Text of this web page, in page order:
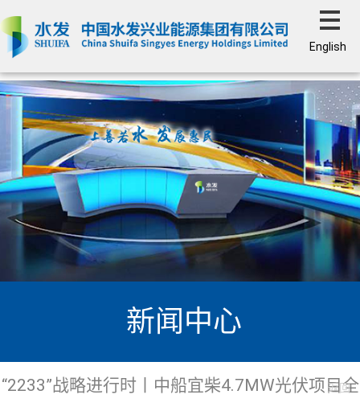
English
新闻中心
“2233”战略进行时丨中船宜柴4.7MW光伏项目全
返回